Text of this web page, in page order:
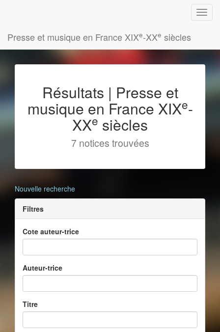
Presse et musique en France XIXe-XXe siècles
Résultats | Presse et
musique en France XIXe-
XXe siècles
7 notices trouvées
Nouvelle recherche
Filtres
Cote auteur-trice
Auteur-trice
Titre